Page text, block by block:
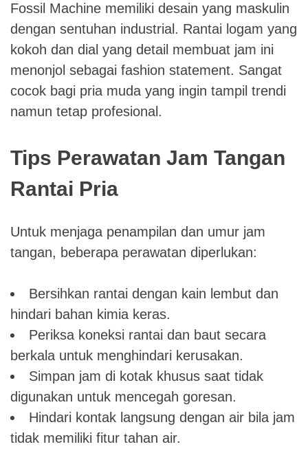
Fossil Machine memiliki desain yang maskulin
dengan sentuhan industrial. Rantai logam yang
kokoh dan dial yang detail membuat jam ini
menonjol sebagai fashion statement. Sangat
cocok bagi pria muda yang ingin tampil trendi
namun tetap profesional.
Tips Perawatan Jam Tangan
Rantai Pria
Untuk menjaga penampilan dan umur jam
tangan, beberapa perawatan diperlukan:
Bersihkan rantai dengan kain lembut dan
hindari bahan kimia keras.
Periksa koneksi rantai dan baut secara
berkala untuk menghindari kerusakan.
Simpan jam di kotak khusus saat tidak
digunakan untuk mencegah goresan.
Hindari kontak langsung dengan air bila jam
tidak memiliki fitur tahan air.